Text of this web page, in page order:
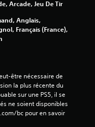
s
u
(
1
Arcade, Jeu De Tir
Anglais,
Français (France),
être nécessaire de
la plus récente du
sur une PS5, il se
ne soient disponibles
bc pour en savoir